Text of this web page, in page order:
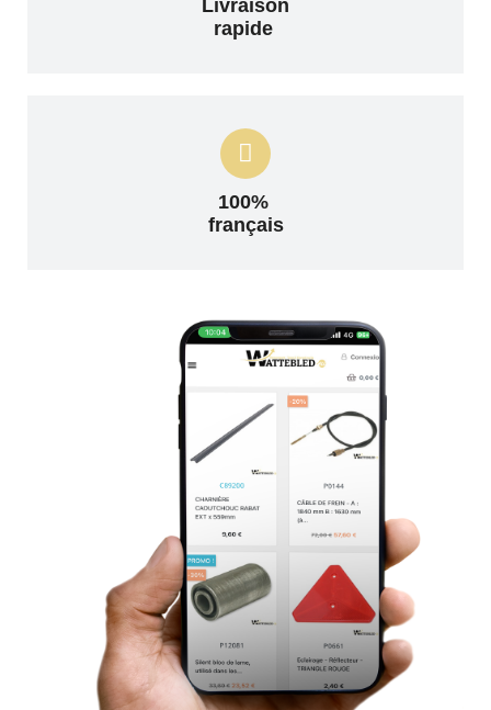
Livraison
rapide
100%
français